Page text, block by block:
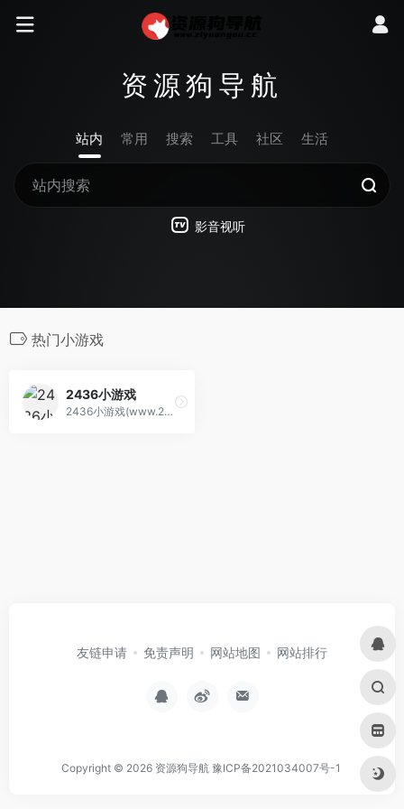
资源狗导航
站内 常用 搜索 工具 社区 生活
影音视听
热门小游戏
2436小游戏
2436小游戏(www.2436.cn)是小游戏大全第一网站,这里囊括了最全的双人小游戏,美女小游戏,此外还有益智,搞笑,动作,射击,女生,冒险,敏捷,过关等热门小游戏。
友链申请 免责声明 网站地图 网站排行
Copyright © 2026 资源狗导航 豫ICP备2021034007号-1